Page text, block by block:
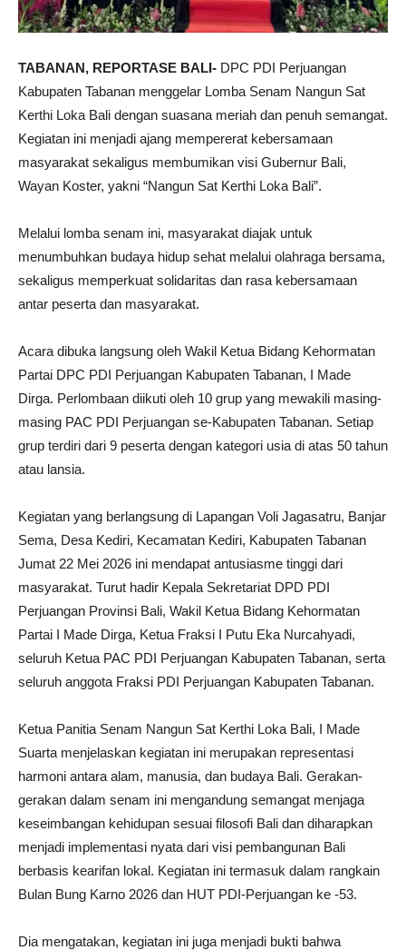
TABANAN, REPORTASE BALI- DPC PDI Perjuangan
Kabupaten Tabanan menggelar Lomba Senam Nangun Sat
Kerthi Loka Bali dengan suasana meriah dan penuh semangat.
Kegiatan ini menjadi ajang mempererat kebersamaan
masyarakat sekaligus membumikan visi Gubernur Bali,
Wayan Koster, yakni “Nangun Sat Kerthi Loka Bali”.
Melalui lomba senam ini, masyarakat diajak untuk
menumbuhkan budaya hidup sehat melalui olahraga bersama,
sekaligus memperkuat solidaritas dan rasa kebersamaan
antar peserta dan masyarakat.
Acara dibuka langsung oleh Wakil Ketua Bidang Kehormatan
Partai DPC PDI Perjuangan Kabupaten Tabanan, I Made
Dirga. Perlombaan diikuti oleh 10 grup yang mewakili masing-
masing PAC PDI Perjuangan se-Kabupaten Tabanan. Setiap
grup terdiri dari 9 peserta dengan kategori usia di atas 50 tahun
atau lansia.
Kegiatan yang berlangsung di Lapangan Voli Jagasatru, Banjar
Sema, Desa Kediri, Kecamatan Kediri, Kabupaten Tabanan
Jumat 22 Mei 2026 ini mendapat antusiasme tinggi dari
masyarakat. Turut hadir Kepala Sekretariat DPD PDI
Perjuangan Provinsi Bali, Wakil Ketua Bidang Kehormatan
Partai I Made Dirga, Ketua Fraksi I Putu Eka Nurcahyadi,
seluruh Ketua PAC PDI Perjuangan Kabupaten Tabanan, serta
seluruh anggota Fraksi PDI Perjuangan Kabupaten Tabanan.
Ketua Panitia Senam Nangun Sat Kerthi Loka Bali, I Made
Suarta menjelaskan kegiatan ini merupakan representasi
harmoni antara alam, manusia, dan budaya Bali. Gerakan-
gerakan dalam senam ini mengandung semangat menjaga
keseimbangan kehidupan sesuai filosofi Bali dan diharapkan
menjadi implementasi nyata dari visi pembangunan Bali
berbasis kearifan lokal. Kegiatan ini termasuk dalam rangkain
Bulan Bung Karno 2026 dan HUT PDI-Perjuangan ke -53.
Dia mengatakan, kegiatan ini juga menjadi bukti bahwa